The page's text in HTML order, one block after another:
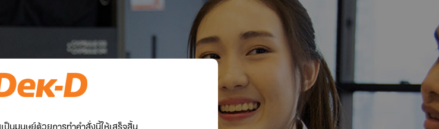
นมนุษย์ด้วยการทำคำสั่งนี้ให้เสร็จสิ้น